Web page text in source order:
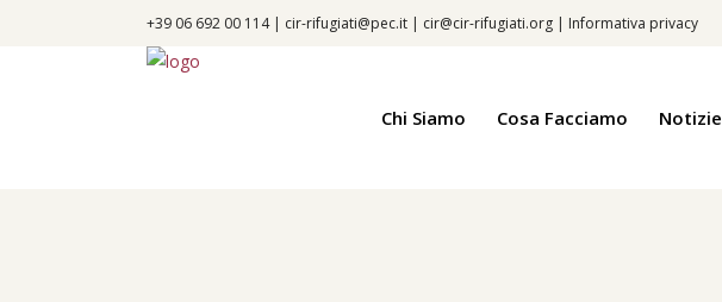
+39 06 692 00 114 | cir-rifugiati@pec.it | cir@cir-rifugiati.org | Informativa privacy
Chi Siamo Cosa Facciamo Notizie